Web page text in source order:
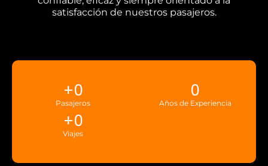
satisfacción de nuestros pasajeros.
Pasajeros
+0
Años de Experiencia
0
Viajes
+0